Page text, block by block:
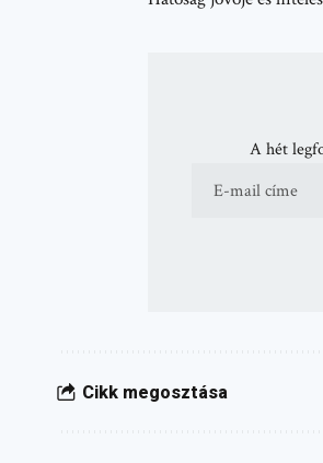
A hét
Cikk megosztása